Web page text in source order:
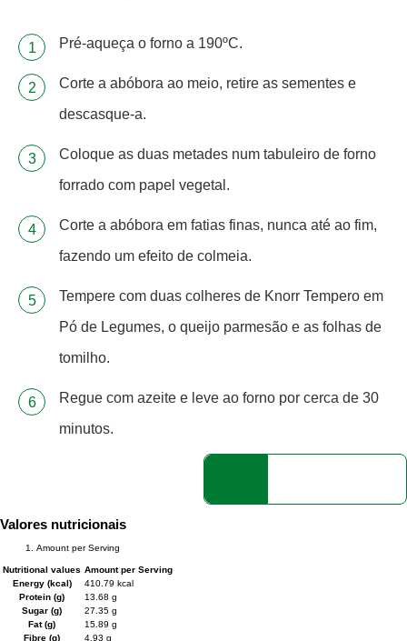
Pré-aqueça o forno a 190ºC.
Corte a abóbora ao meio, retire as sementes e
descasque-a.
Coloque as duas metades num tabuleiro de forno
forrado com papel vegetal.
Corte a abóbora em fatias finas, nunca até ao fim,
fazendo um efeito de colmeia.
Tempere com duas colheres de Knorr Tempero em
Pó de Legumes, o queijo parmesão e as folhas de
tomilho.
Regue com azeite e leve ao forno por cerca de 30
minutos.
Valores nutricionais
Amount per Serving
Nutritional values Amount per Serving
Energy (kcal)
410.79 kcal
Protein (g)
13.68 g
Sugar (g)
27.35 g
Fat (g)
15.89 g
Fibre (g)
4.93 g